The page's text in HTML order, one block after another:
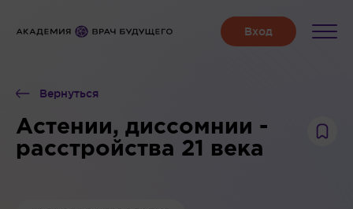
Вернуться
Астении, диссомнии -
расстройства 21 века